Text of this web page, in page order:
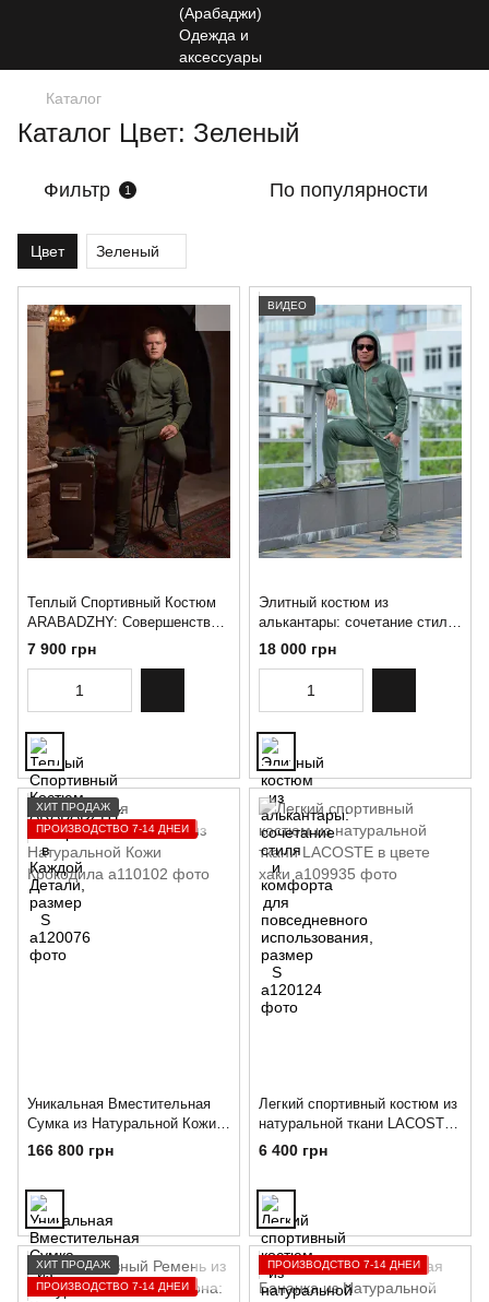
Каталог
Каталог Цвет: Зеленый
Фильтр 1 По популярности
Цвет Зеленый
Теплый Спортивный Костюм
ARABADZHY: Совершенство в
Каждой Детали, размер S
7 900 грн
ВИДЕО
Элитный костюм из
алькантары: сочетание стиля
и комфорта для
повседневного
использования, размер S
18 000 грн
ХИТ ПРОДАЖ
ПРОИЗВОДСТВО 7-14 ДНЕЙ
Уникальная Вместительная
Сумка из Натуральной Кожи
Крокодила
166 800 грн
Легкий спортивный костюм из
натуральной ткани LACOSTE
в цвете хаки
6 400 грн
ХИТ ПРОДАЖ
ПРОИЗВОДСТВО 7-14 ДНЕЙ
ПРОИЗВОДСТВО 7-14 ДНЕЙ